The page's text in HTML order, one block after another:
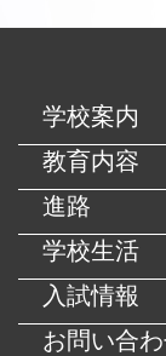
学校案内
教育内容
進路
学校生活
入試情報
お問い合